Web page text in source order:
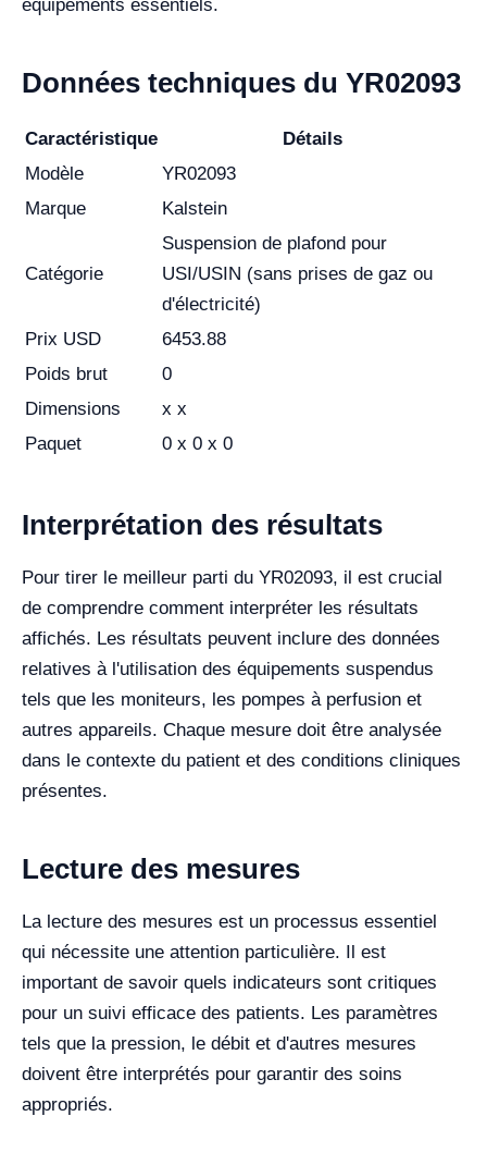
équipements essentiels.
Données techniques du YR02093
Caractéristique
Détails
Modèle
YR02093
Marque
Kalstein
Catégorie
Suspension de plafond pour
USI/USIN (sans prises de gaz ou
d'électricité)
Prix USD
6453.88
Poids brut
0
Dimensions
x x
Paquet
0 x 0 x 0
Interprétation des résultats
Pour tirer le meilleur parti du YR02093, il est crucial
de comprendre comment interpréter les résultats
affichés. Les résultats peuvent inclure des données
relatives à l'utilisation des équipements suspendus
tels que les moniteurs, les pompes à perfusion et
autres appareils. Chaque mesure doit être analysée
dans le contexte du patient et des conditions cliniques
présentes.
Lecture des mesures
La lecture des mesures est un processus essentiel
qui nécessite une attention particulière. Il est
important de savoir quels indicateurs sont critiques
pour un suivi efficace des patients. Les paramètres
tels que la pression, le débit et d'autres mesures
doivent être interprétés pour garantir des soins
appropriés.